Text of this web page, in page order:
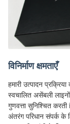
विनिर्माण क्षमताएँ
हमारी उत्पादन
स्वचालित असेंबली
गुणवत्ता सुनिश्चित
अंतरंग परिधान संपर्क के